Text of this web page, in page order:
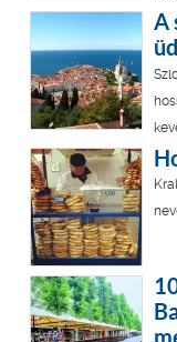
A